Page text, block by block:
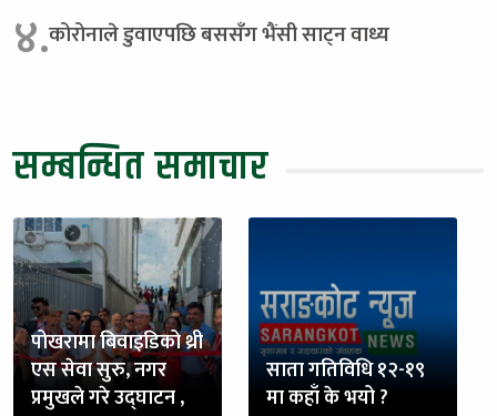
४.कोरोनाले डुवाएपछि बससँग भैंसी साट्न वाध्य
सम्बन्धित समाचार
पोखरामा बिवाइडिको थ्री
एस सेवा सुरु, नगर
प्रमुखले गरे उद्घाटन ,
साता गतिविधि १२-१९
मा कहाँ के भयो ?